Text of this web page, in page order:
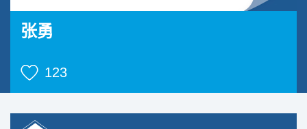
张勇
123